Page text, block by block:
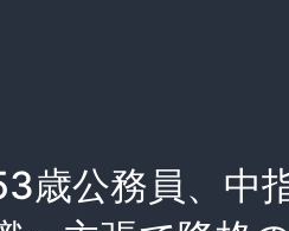
歳公務員、中